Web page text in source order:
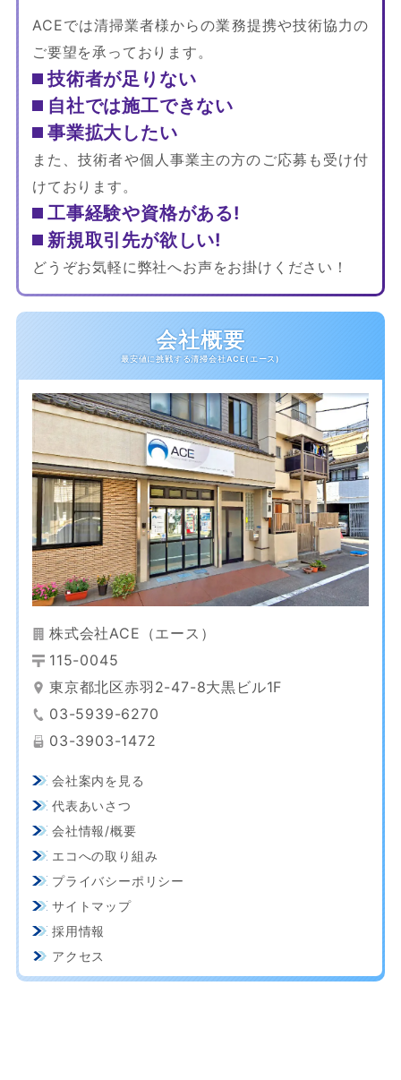
ACEでは清掃業者様からの業務提携や技術協力の
ご要望を承っております。
技術者が足りない
自社では施工できない
事業拡大したい
また、技術者や個人事業主の方のご応募も受け付
けております。
工事経験や資格がある!
新規取引先が欲しい!
どうぞお気軽に弊社へお声をお掛けください！
会社概要
株式会社ACE（エース）
115-0045
東京都北区赤羽2-47-8大黒ビル1F
03-5939-6270
03-3903-1472
会社案内を見る
代表あいさつ
会社情報/概要
エコへの取り組み
プライバシーポリシー
サイトマップ
採用情報
アクセス